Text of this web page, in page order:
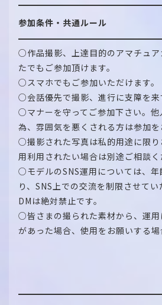
参加条件・共通ルール
○作品撮影、上達目的のアマチュア
たでもご参加頂けます。
○スマホでもご参加いただけます。
○会話優先で撮影、進行に支障を来
○マナーを守ってご参加下さい。他
為、雰囲気を悪くされる方は参加を
○撮影された写真は私的用途に限り
用利用されたい場合は別途ご相談く
○モデルのSNS運用については、年
り、SNS上での交流を制限させてい
DMは絶対禁止です。
○皆さまの撮られた素材から、運
があった場合、使用をお願いする場